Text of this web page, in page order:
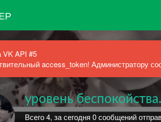
API #5
access_token! Администратору
уровень беспокойства.
Всего 4, за сегодня 0 сообщений